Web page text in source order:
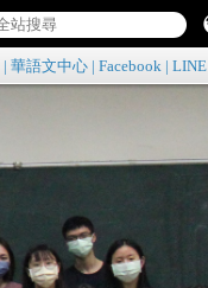
華語文中心 Facebook LINE